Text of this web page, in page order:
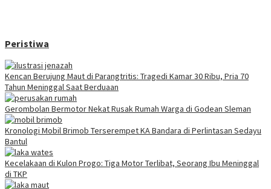
Peristiwa
Kencan Berujung Maut di Parangtritis: Tragedi Kamar 30 Ribu, Pria 70
Tahun Meninggal Saat Berduaan
Gerombolan Bermotor Nekat Rusak Rumah Warga di Godean Sleman
Kronologi Mobil Brimob Terserempet KA Bandara di Perlintasan Sedayu
Bantul
Kecelakaan di Kulon Progo: Tiga Motor Terlibat, Seorang Ibu Meninggal
di TKP